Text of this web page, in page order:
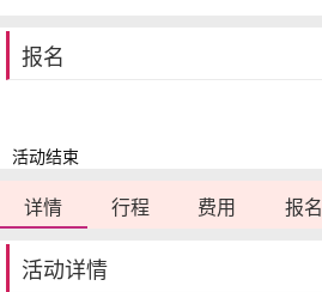
报名
活动结束
详情 行程 费用 报名
活动详情